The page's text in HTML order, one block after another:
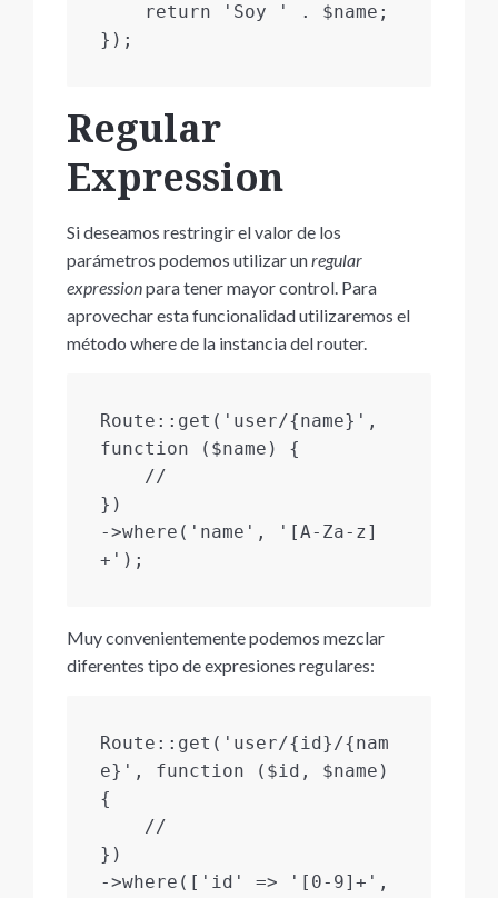
});
Regular
Expression
Si deseamos restringir el valor de los
parámetros podemos utilizar unregular
expressionpara tener mayor control. Para
aprovechar esta funcionalidad utilizaremos el
método where de la instancia del router.
Route::get('user/{name}',
function ($name) {
})
->where('name', '[A-Za-z]
Muy convenientemente podemos mezclar
diferentes tipo de expresiones regulares:
Route::get('user/{id}/{nam
e}', function ($id, $name)
{
})
->where(['id' => '[0-9]+',